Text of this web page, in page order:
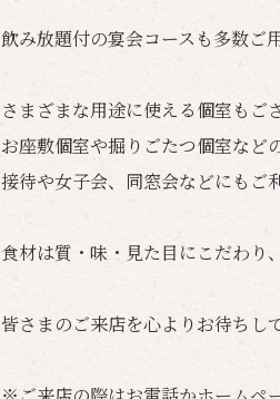
飲み放題付の宴会コースも多数ご用
さまざまな用途に使える個室もご
お座敷個室や掘りごたつ個室など
接待や女子会、同窓会などにもご
食材は質・味・見た目にこだわり
皆さまのご来店を心よりお待ちし